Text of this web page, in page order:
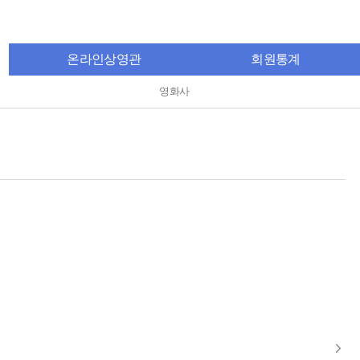
온라인상영관 회원통계
영화사